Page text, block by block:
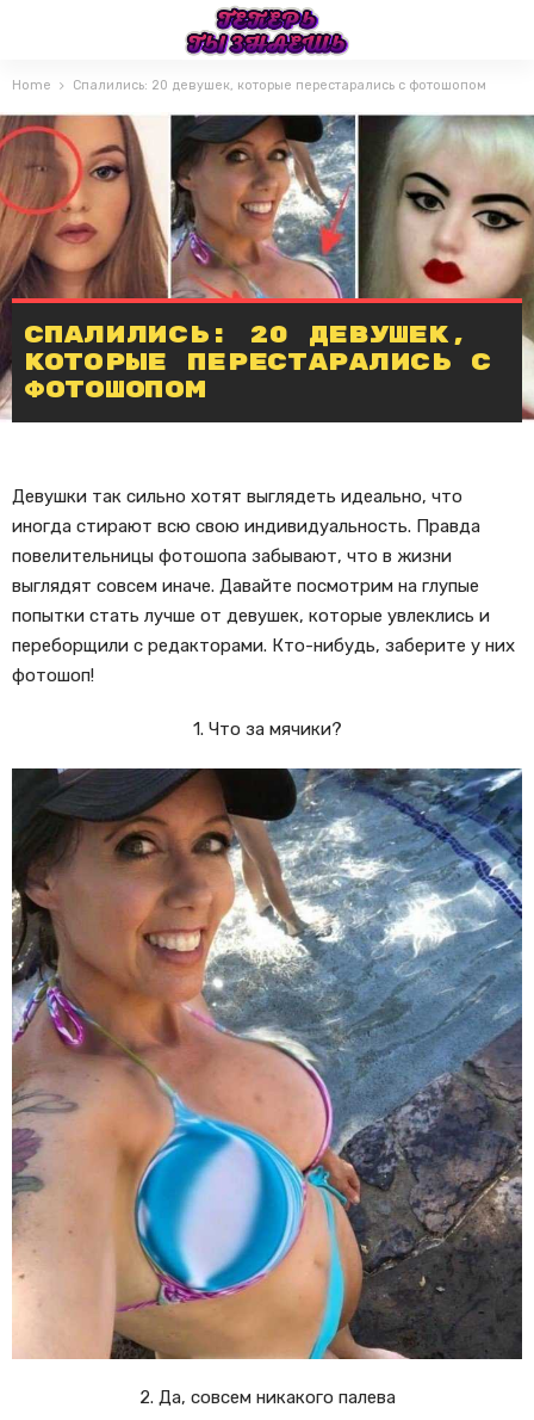
Home Спалились: 20 девушек, которые перестарались с фотошопом
Спалились: 20 девушек,
которые перестарались с
фотошопом
Девушки так сильно хотят выглядеть идеально, что
иногда стирают всю свою индивидуальность. Правда
повелительницы фотошопа забывают, что в жизни
выглядят совсем иначе. Давайте посмотрим на глупые
попытки стать лучше от девушек, которые увлеклись и
переборщили с редакторами. Кто-нибудь, заберите у них
фотошоп!
1. Что за мячики?
2. Да, совсем никакого палева